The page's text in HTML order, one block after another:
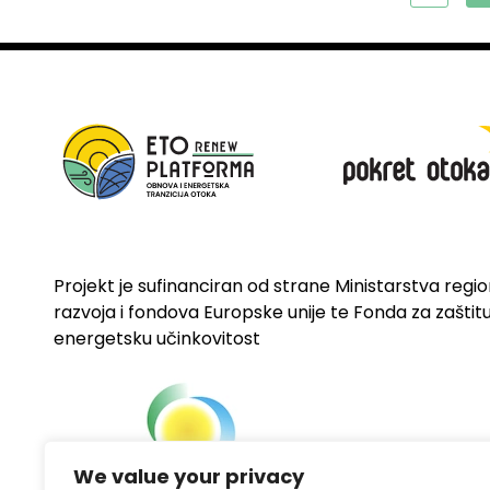
We value your privacy
Projekt je sufinanciran od strane Ministarstva
razvoja i fondova Europske unije te Fonda za
energetsku učinkovitost